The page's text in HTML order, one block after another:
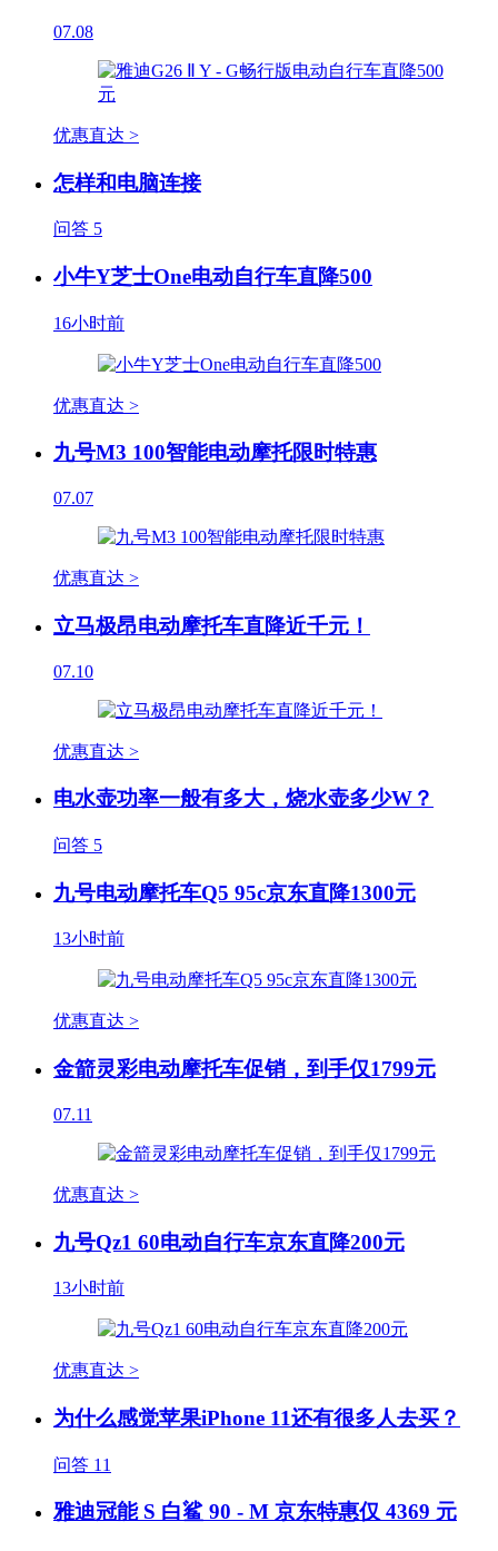
07.08
优惠直达 >
怎样和电脑连接
问答 5
小牛Y芝士One电动自行车直降500
16小时前
优惠直达 >
九号M3 100智能电动摩托限时特惠
07.07
优惠直达 >
立马极昂电动摩托车直降近千元！
07.10
优惠直达 >
电水壶功率一般有多大，烧水壶多少W？
问答 5
九号电动摩托车Q5 95c京东直降1300元
13小时前
优惠直达 >
金箭灵彩电动摩托车促销，到手仅1799元
07.11
优惠直达 >
九号Qz1 60电动自行车京东直降200元
13小时前
优惠直达 >
为什么感觉苹果iPhone 11还有很多人去买？
问答 11
雅迪冠能 S 白鲨 90 - M 京东特惠仅 4369 元